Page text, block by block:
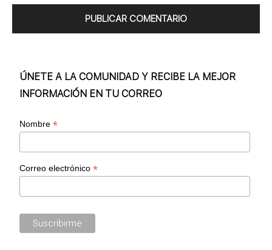
ÚNETE A LA COMUNIDAD Y RECIBE LA MEJOR
INFORMACIÓN EN TU CORREO
Nombre*
Correo electrónico*